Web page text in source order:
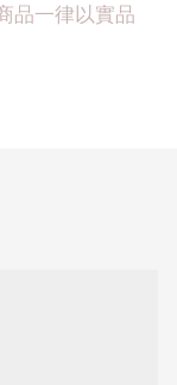
品一律以實品